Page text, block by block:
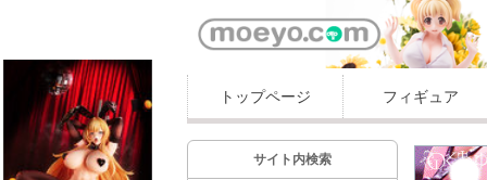
トップページ フィギュア
サイト内検索